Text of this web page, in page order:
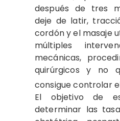
después de tres
deje de latir,
cordón y el masaje
múltiples
mecánicas,
quirúrgicos y no
consigue controlar
El objetivo de
determinar las